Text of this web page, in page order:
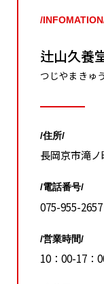
/
辻山久養
つじやまきゅ
/住所/
長岡京市滝
/電話番号/
075-955-2657
/営業時間/
10：00-17：